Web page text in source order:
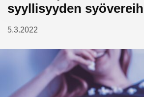
syyllisyyden
5.3.2022